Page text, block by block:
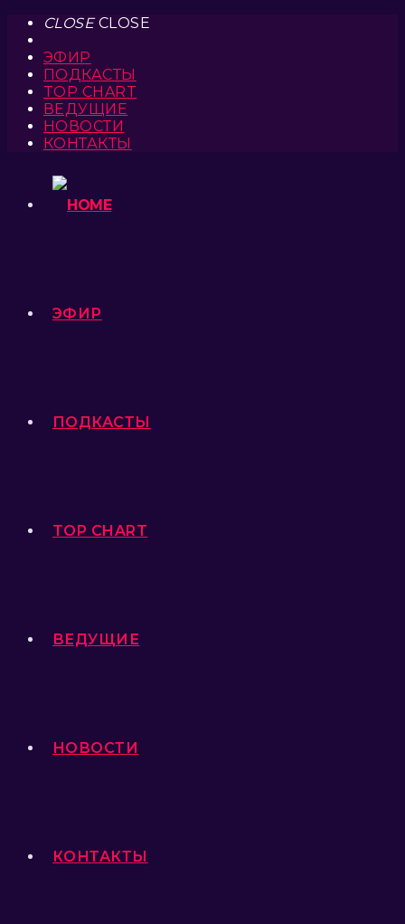
CLOSECLOSE
ЭФИР
ПОДКАСТЫ
TOP CHART
ВЕДУЩИЕ
НОВОСТИ
КОНТАКТЫ
ЭФИР
ПОДКАСТЫ
TOP CHART
ВЕДУЩИЕ
НОВОСТИ
КОНТАКТЫ